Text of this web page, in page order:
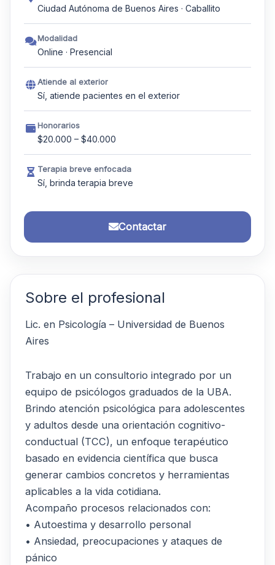
Ciudad Autónoma de Buenos Aires · Caballito
Modalidad
Online · Presencial
Atiende al exterior
Sí, atiende pacientes en el exterior
Honorarios
$20.000 – $40.000
Terapia breve enfocada
Sí, brinda terapia breve
Contactar
Sobre el profesional
Lic. en Psicología – Universidad de Buenos
Aires
Trabajo en un consultorio integrado por un
equipo de psicólogos graduados de la UBA.
Brindo atención psicológica para adolescentes
y adultos desde una orientación cognitivo-
conductual (TCC), un enfoque terapéutico
basado en evidencia científica que busca
generar cambios concretos y herramientas
aplicables a la vida cotidiana.
Acompaño procesos relacionados con:
• Autoestima y desarrollo personal
• Ansiedad, preocupaciones y ataques de
pánico